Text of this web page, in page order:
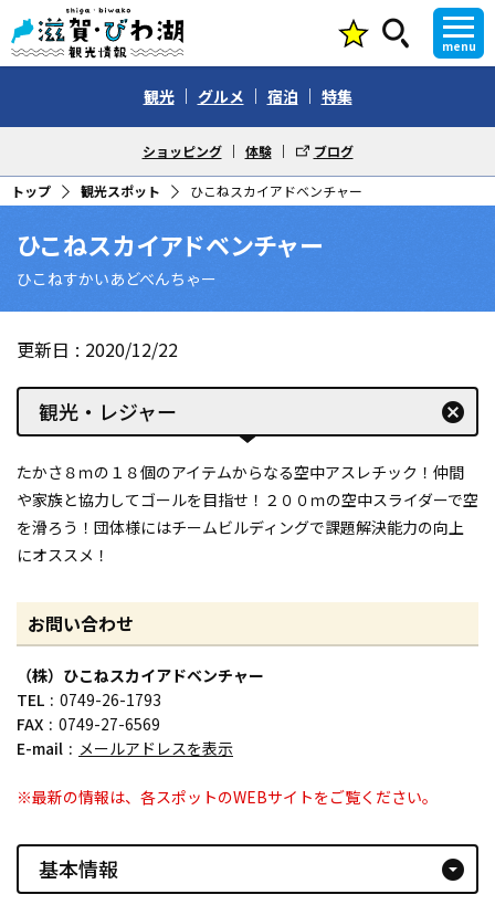
menu
観光 グルメ 宿泊 特集
ショッピング 体験 ブログ
トップ 観光スポット ひこねスカイアドベンチャー
ひこねスカイアドベンチャー
ひこねすかいあどべんちゃー
更新日 2020/12/22
観光・レジャー cancel
たかさ８ｍの１８個のアイテムからなる空中アスレチック！仲間
や家族と協力してゴールを目指せ！２００ｍの空中スライダーで空
を滑ろう！団体様にはチームビルディングで課題解決能力の向上
にオススメ！
お問い合わせ
（株）ひこねスカイアドベンチャー
TEL
0749-26-1793
FAX
0749-27-6569
E-mail
メールアドレスを表示
※最新の情報は、各スポットのWEBサイトをご覧ください。
基本情報 arrow_drop_down_circle